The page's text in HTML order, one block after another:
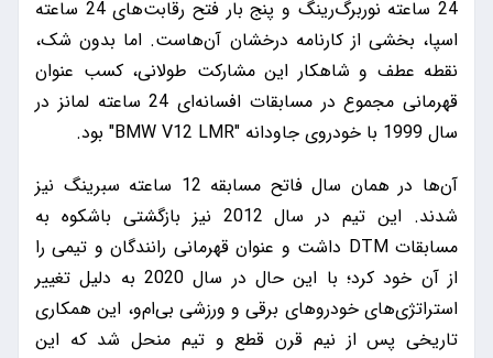
24 ساعته نوربرگ‌رینگ و پنج بار فتح رقابت‌های 24 ساعته
اسپا، بخشی از کارنامه درخشان آن‌هاست. اما بدون شک،
نقطه عطف و شاهکار این مشارکت طولانی، کسب عنوان
قهرمانی مجموع در مسابقات افسانه‌ای 24 ساعته لمانز در
سال 1999 با خودروی جاودانه "BMW V12 LMR" بود.
آن‌ها در همان سال فاتح مسابقه 12 ساعته سبرینگ نیز
شدند. این تیم در سال 2012 نیز بازگشتی باشکوه به
مسابقات DTM داشت و عنوان قهرمانی رانندگان و تیمی را
از آن خود کرد؛ با این حال در سال 2020 به دلیل تغییر
استراتژی‌های خودروهای برقی و ورزشی بی‌ام‌و، این همکاری
تاریخی پس از نیم قرن قطع و تیم منحل شد که این